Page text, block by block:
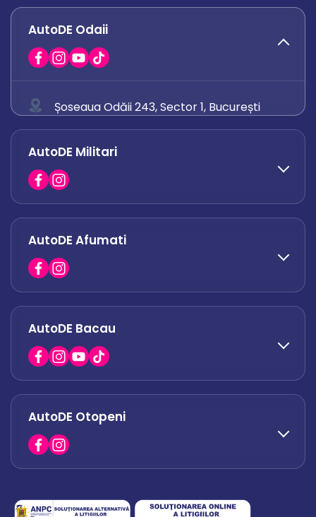
AutoDE Odaii
Șoseaua Odăii 243, Sector 1, București
0742 444 194
office.odaii@autode.ro
AutoDE Militari
0758 338 428
office.militari@autode.ro
AutoDE Afumati
0751 628 054
AutoDE Bacau
0730 063 852
0730 063 851
AutoDE Otopeni